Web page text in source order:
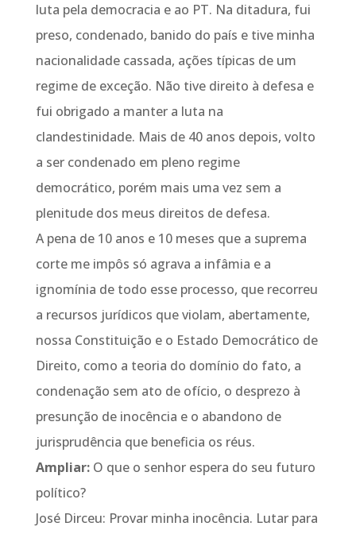
luta pela democracia e ao PT. Na ditadura, fui
preso, condenado, banido do país e tive minha
nacionalidade cassada, ações típicas de um
regime de exceção. Não tive direito à defesa e
fui obrigado a manter a luta na
clandestinidade. Mais de 40 anos depois, volto
a ser condenado em pleno regime
democrático, porém mais uma vez sem a
plenitude dos meus direitos de defesa.
A pena de 10 anos e 10 meses que a suprema
corte me impôs só agrava a infâmia e a
ignomínia de todo esse processo, que recorreu
a recursos jurídicos que violam, abertamente,
nossa Constituição e o Estado Democrático de
Direito, como a teoria do domínio do fato, a
condenação sem ato de ofício, o desprezo à
presunção de inocência e o abandono de
jurisprudência que beneficia os réus.
Ampliar: O que o senhor espera do seu futuro
político?
José Dirceu: Provar minha inocência. Lutar para